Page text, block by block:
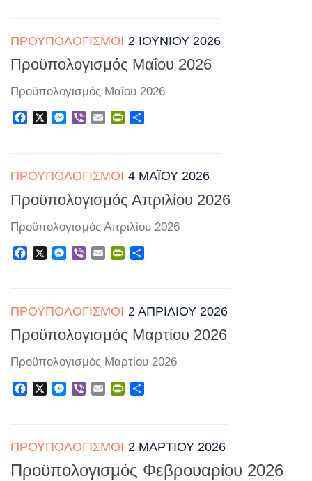
ΠΡΟΫΠΟΛΟΓΙΣΜΟΊ 2 ΙΟΥΝΊΟΥ 2026
Προϋπολογισμός Μαΐου 2026
Προϋπολογισμός Μαΐου 2026
FacebookMessenger
Viber EmailPrintFriendly
ΠΡΟΫΠΟΛΟΓΙΣΜΟΊ 4 ΜΑΪ́ΟΥ 2026
Προϋπολογισμός Απριλίου 2026
Προϋπολογισμός Απριλίου 2026
FacebookMessenger
Viber EmailPrintFriendly
ΠΡΟΫΠΟΛΟΓΙΣΜΟΊ 2 ΑΠΡΙΛΊΟΥ 2026
Προϋπολογισμός Μαρτίου 2026
Προϋπολογισμός Μαρτίου 2026
FacebookMessenger
Viber EmailPrintFriendly
ΠΡΟΫΠΟΛΟΓΙΣΜΟΊ 2 ΜΑΡΤΊΟΥ 2026
Προϋπολογισμός Φεβρουαρίου 2026